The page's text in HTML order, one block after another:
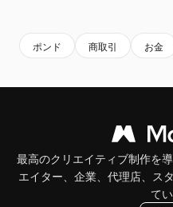
ポンド 商取引 お金
最高のクリエイティブ制作を
エイター、企業、代理店、ス
て